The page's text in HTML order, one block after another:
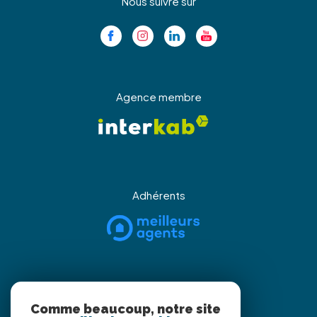
Agence membre
Adhérents
Partenaires
Comme beaucoup, notre site